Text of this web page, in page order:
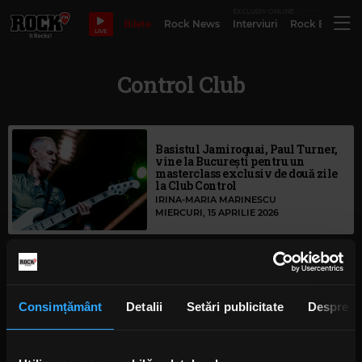
Consimțământ Detalii Setări publicitate Despre
LIVE
Bilete Rock News Interviuri Rock
Control Club
Basistul Jamiroquai, Paul Turner,
vine la București pentru un
masterclass exclusiv de două zile
la Club Control
IRINA-MARIA MARINESCU
MIERCURI, 15 APRILIE 2026
Second Wave revine pe scenă pe
Control Club